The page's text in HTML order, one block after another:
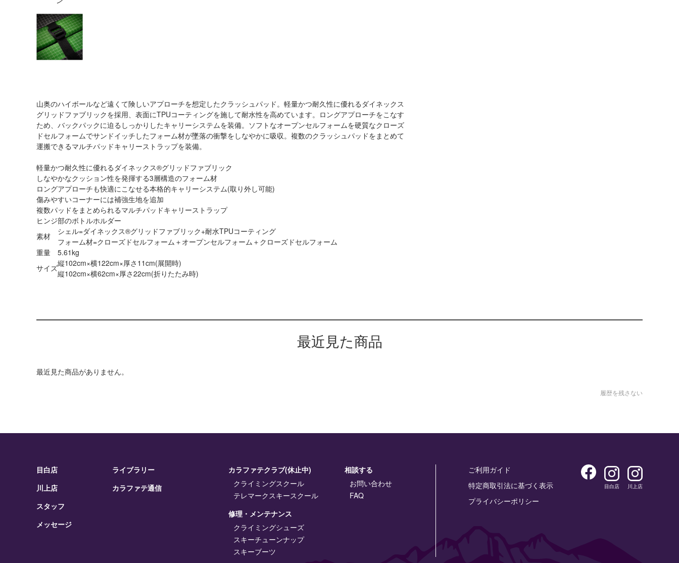
山奥のハイボールなど遠くて険しいアプローチを想定したクラッシュパッド。軽量かつ耐久性に優れるダイネックス
グリッドファブリックを採用、表面にTPUコーティングを施して耐水性を高めています。ロングアプローチをこなす
ため、バックパックに迫るしっかりしたキャリーシステムを装備。ソフトなオープンセルフォームを硬質なクローズ
ドセルフォームでサンドイッチしたフォーム材が墜落の衝撃をしなやかに吸収。複数のクラッシュパッドをまとめて
運搬できるマルチパッドキャリーストラップを装備。
軽量かつ耐久性に優れるダイネックス®グリッドファブリック
しなやかなクッション性を発揮する3層構造のフォーム材
ロングアプローチも快適にこなせる本格的キャリーシステム(取り外し可能)
傷みやすいコーナーには補強生地を追加
複数パッドをまとめられるマルチパッドキャリーストラップ
ヒンジ部のボトルホルダー
素材
シェル=ダイネックス®グリッドファブリック+耐水TPUコーティング
フォーム材=クローズドセルフォーム＋オープンセルフォーム＋クローズドセルフォーム
重量
5.61kg
サイズ縦102cm×横122cm×厚さ11cm(展開時)
縦102cm×横62cm×厚さ22cm(折りたたみ時)
最近見た商品
最近見た商品がありません。
履歴を残さない
目白店
川上店
スタッフ
メッセージ
ライブラリー
カラファテ通信
カラファテクラブ(休止中)
クライミングスクール
テレマークスキースクール
修理・メンテナンス
クライミングシューズ
スキーチューンナップ
スキーブーツ
相談する
お問い合わせ
FAQ
ご利用ガイド
特定商取引法に基づく表示
プライバシーポリシー
目白店 川上店